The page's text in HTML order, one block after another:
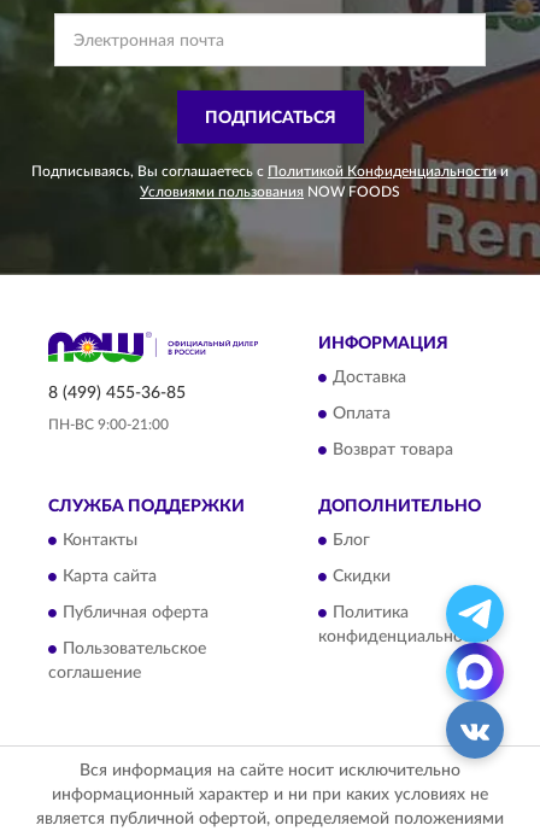
ПОДПИСАТЬСЯ
Подписываясь, Вы соглашаетесь с Политикой Конфиденциальности и
Условиями пользования NOW FOODS
8 (499) 455-36-85
ПН-ВС 9:00-21:00
ИНФОРМАЦИЯ
Доставка
Оплата
Возврат товара
СЛУЖБА ПОДДЕРЖКИ
Контакты
Карта сайта
Публичная оферта
Пользовательское
соглашение
ДОПОЛНИТЕЛЬНО
Блог
Скидки
Политика
конфиденциальности
Вся информация на сайте носит исключительно
информационный характер и ни при каких условиях не
является публичной офертой, определяемой положениями